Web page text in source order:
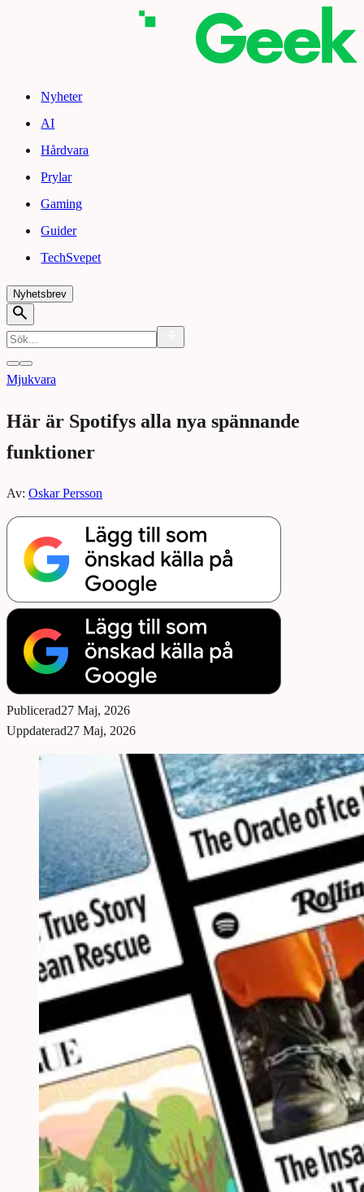
Nyheter
AI
Hårdvara
Prylar
Gaming
Guider
TechSvepet
Nyhetsbrev
Mjukvara
Här är Spotifys alla nya spännande
funktioner
Av: Oskar Persson
Publicerad27 Maj, 2026
Uppdaterad27 Maj, 2026